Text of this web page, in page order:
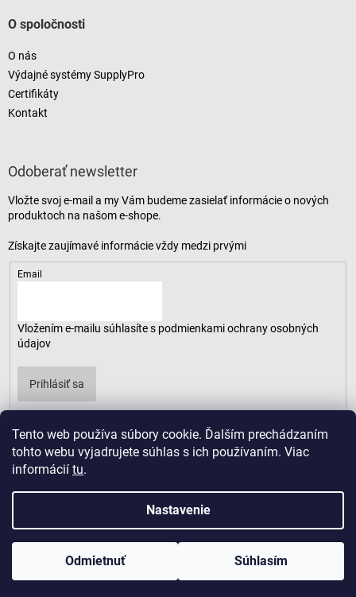
Tento web používa súbory cookie. Ďalším prechádzaním
tohto webu vyjadrujete súhlas s ich používaním. Viac
informácií tu.
Nastavenie
Odmietnuť Súhlasím
O spoločnosti
O nás
Výdajné systémy SupplyPro
Certifikáty
Kontakt
Odoberať newsletter
Vložte svoj e-mail a my Vám budeme zasielať informácie o nových
produktoch na našom e-shope.
Email
Vložením e-mailu súhlasíte s podmienkami ochrany osobných
údajov
Prihlásiť sa
D2solutions
Copyright 2026 . Všetky práva vyhradené.